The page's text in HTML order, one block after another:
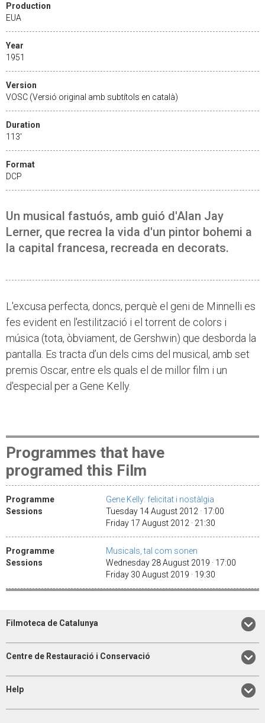
Production
EUA
Year
1951
Version
VOSC (Versió original amb subtítols en català)
Duration
113'
Format
DCP
Un musical fastuós, amb guió d'Alan Jay
Lerner, que recrea la vida d'un pintor bohemi a
la capital francesa, recreada en decorats.
L'excusa perfecta, doncs, perquè el geni de Minnelli es
fes evident en l'estilització i el torrent de colors i
música (tota, òbviament, de Gershwin) que desborda la
pantalla. Es tracta d’un dels cims del musical, amb set
premis Oscar, entre els quals el de millor film i un
d'especial per a Gene Kelly.
Programmes that have
programed this Film
Programme
Gene Kelly: felicitat i nostàlgia
Sessions
Tuesday 14 August 2012 · 17:00
Friday 17 August 2012 · 21:30
Programme
Musicals, tal com sonen
Sessions
Wednesday 28 August 2019 · 17:00
Friday 30 August 2019 · 19:30
Filmoteca de Catalunya
Centre de Restauració i Conservació
Help